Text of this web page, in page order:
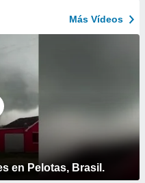
Más Vídeos
en Pelotas, Brasil.